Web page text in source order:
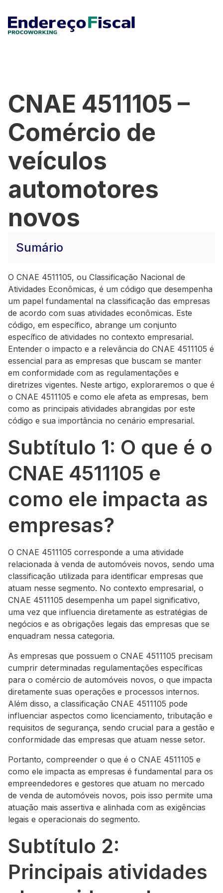
CNAE 4511105 –
Comércio de
veículos
automotores
novos
Sumário
O CNAE 4511105, ou Classificação Nacional de
Atividades Econômicas, é um código que desempenha
um papel fundamental na classificação das empresas
de acordo com suas atividades econômicas. Este
código, em específico, abrange um conjunto
específico de atividades no contexto empresarial.
Entender o impacto e a relevância do CNAE 4511105 é
essencial para as empresas que buscam se manter
em conformidade com as regulamentações e
diretrizes vigentes. Neste artigo, exploraremos o que é
o CNAE 4511105 e como ele afeta as empresas, bem
como as principais atividades abrangidas por este
código e sua importância no cenário empresarial.
Subtítulo 1: O que é o
CNAE 4511105 e
como ele impacta as
empresas?
O CNAE 4511105 corresponde a uma atividade
relacionada à venda de automóveis novos, sendo uma
classificação utilizada para identificar empresas que
atuam nesse segmento. No contexto empresarial, o
CNAE 4511105 desempenha um papel significativo,
uma vez que influencia diretamente as estratégias de
negócios e as obrigações legais das empresas que se
enquadram nessa categoria.
As empresas que possuem o CNAE 4511105 precisam
cumprir determinadas regulamentações específicas
para o comércio de automóveis novos, o que impacta
diretamente suas operações e processos internos.
Além disso, a classificação CNAE 4511105 pode
influenciar aspectos como licenciamento, tributação e
requisitos de segurança, sendo crucial para a gestão e
conformidade das empresas que atuam nesse setor.
Portanto, compreender o que é o CNAE 4511105 e
como ele impacta as empresas é fundamental para os
empreendedores e gestores que atuam no mercado
de venda de automóveis novos, pois isso permite uma
atuação mais assertiva e alinhada com as exigências
legais e operacionais do segmento.
Subtítulo 2:
Principais atividades